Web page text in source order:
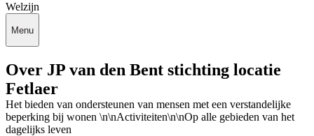
Welzijn
Menu
Over JP van den Bent stichting locatie
Fetlaer
Het bieden van ondersteunen van mensen met een verstandelijke
beperking bij wonen \n\nActiviteiten\n\nOp alle gebieden van het
dagelijks leven